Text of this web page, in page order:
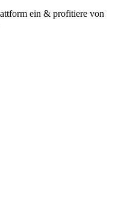
ein & profitiere von